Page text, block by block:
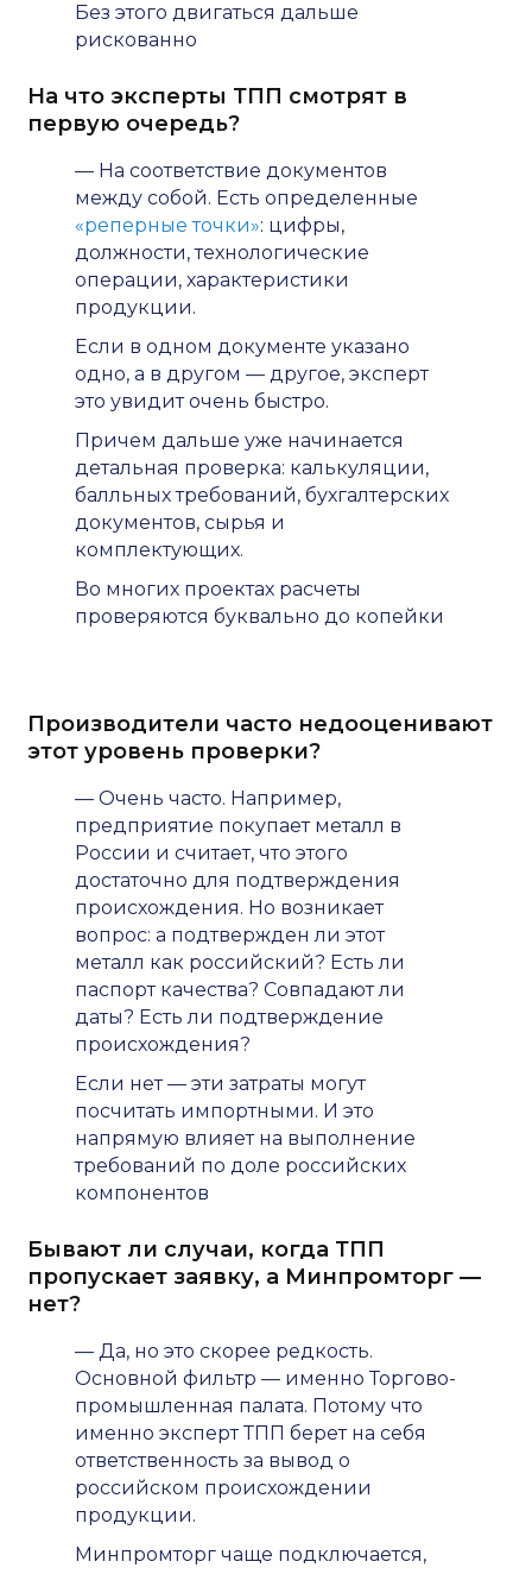
Без этого двигаться дальше
рискованно
На что эксперты ТПП смотрят в
первую очередь?
— На соответствие документов
между собой. Есть определенные
«реперные точки»: цифры,
должности, технологические
операции, характеристики
продукции.
Если в одном документе указано
одно, а в другом — другое, эксперт
это увидит очень быстро.
Причем дальше уже начинается
детальная проверка: калькуляции,
балльных требований, бухгалтерских
документов, сырья и
комплектующих.
Во многих проектах расчеты
проверяются буквально до копейки
Производители часто недооценивают
этот уровень проверки?
— Очень часто. Например,
предприятие покупает металл в
России и считает, что этого
достаточно для подтверждения
происхождения. Но возникает
вопрос: а подтвержден ли этот
металл как российский? Есть ли
паспорт качества? Совпадают ли
даты? Есть ли подтверждение
происхождения?
Если нет — эти затраты могут
посчитать импортными. И это
напрямую влияет на выполнение
требований по доле российских
компонентов
Бывают ли случаи, когда ТПП
пропускает заявку, а Минпромторг —
нет?
— Да, но это скорее редкость.
Основной фильтр — именно Торгово-
промышленная палата. Потому что
именно эксперт ТПП берет на себя
ответственность за вывод о
российском происхождении
продукции.
Минпромторг чаще подключается,